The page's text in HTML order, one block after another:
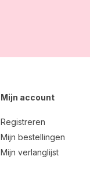
Mijn account
Registreren
Mijn bestellingen
Mijn verlanglijst